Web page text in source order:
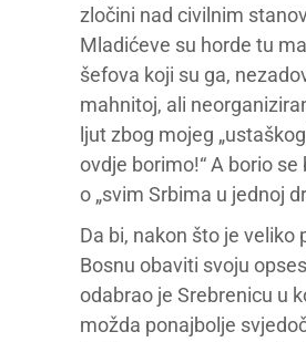
zločini nad civilnim
Mladićeve su horde tu
šefova koji su ga,
mahnitoj, ali
ljut zbog mojeg
ovdje borimo!“ A borio
o „svim Srbima u jednoj
Da bi, nakon što je
Bosnu obaviti svoju
odabrao je Srebrenicu u
možda ponajbolje